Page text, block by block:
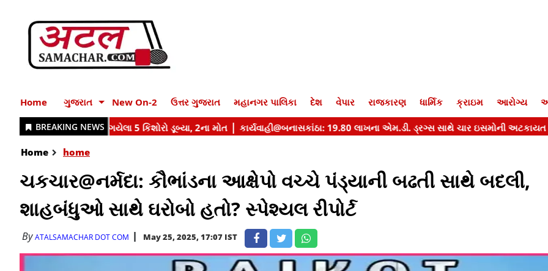
Home ગુજરાત New On-2 ઉત્તર ગુજરાત મહાનગર પાલિકા દેશ વેપાર રાજકારણ ધાર્મિક ક્રાઇમ આરોગ્ય
Home home
ચકચાર@નર્મદા: કૌભાંડના આક્ષેપો વચ્ચે પંડ્યાની બઢતી સાથે બદલી,
શાહબંધુઓ સાથે ઘરોબો હતો? સ્પેશ્યલ રીપોર્ટ
ByATALSAMACHAR DOT COM May 25, 2025, 17:07 IST